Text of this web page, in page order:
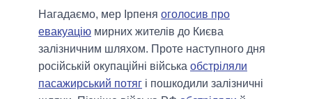
Нагадаємо, мер Ірпеня оголосив про
евакуацію мирних жителів до Києва
залізничним шляхом. Проте наступного дня
російській окупаційні війська обстріляли
пасажирський потяг і пошкодили залізничні